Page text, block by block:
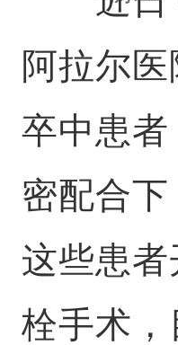
阿拉尔
卒中患
密配合
这些患
栓手术，